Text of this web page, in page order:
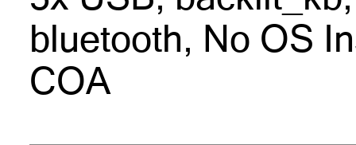
bluetooth, No OS
COA